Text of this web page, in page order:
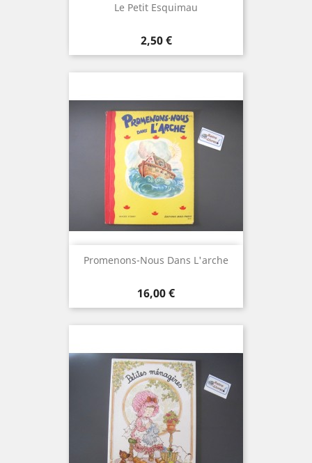
Le Petit Esquimau
Prix
2,50 €
Promenons-Nous Dans L'arche
Prix
16,00 €